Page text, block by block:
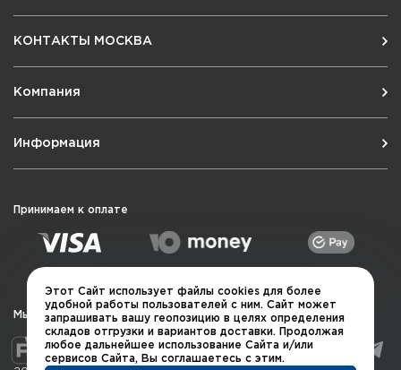
КОНТАКТЫ МОСКВА
Компания
Информация
Принимаем к оплате
Мы в социальных сетях
Этот Сайт использует файлы cookies для более
удобной работы пользователей с ним. Сайт может
запрашивать вашу геопозицию в целях определения
складов отгрузки и вариантов доставки. Продолжая
любое дальнейшее использование Сайта и/или
сервисов Сайта, Вы соглашаетесь с этим.